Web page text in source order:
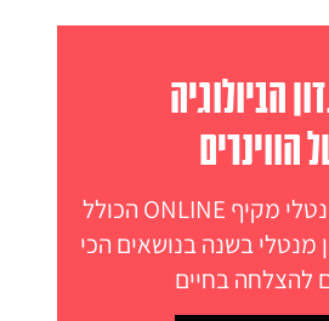
הביולוגיה
הווינרים
מסלול אימון מנטלי מקיף ONLINE הכולל
מנטלי בשנה בנושאים הכי
להצלחה בחיים